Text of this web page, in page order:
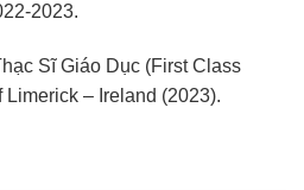
2023.
Sĩ Giáo Dục (First Class
– Ireland (2023).